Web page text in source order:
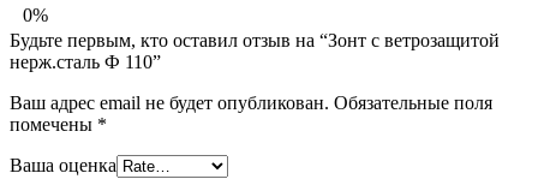
0%
Будьте первым, кто оставил отзыв на “Зонт с ветрозащитой
нерж.сталь Ф 110”
Ваш адрес email не будет опубликован. Обязательные поля
помечены *
Ваша оценка